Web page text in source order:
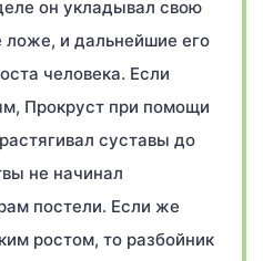
он укладывал свою
ложе, и дальнейшие его
человека. Если
Прокруст при помощи
суставы до
не начинал
постели. Если же
ростом, то разбойник